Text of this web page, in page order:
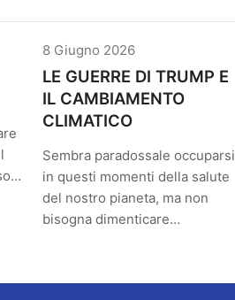
8 Giugno 2026
LE GUERRE DI TRUMP E
IL CAMBIAMENTO
CLIMATICO
Sembra paradossale occuparsi
in questi momenti della salute
del nostro pianeta, ma non
bisogna dimenticare…